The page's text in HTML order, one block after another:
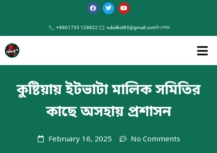
+8801733 128822 rubelkst85@gmail.comই-পেপার
কুষ্টিয়ায় ইটভাটা মালিক সমিতির
কাছে অসহায় প্রশাসন
February 16, 2025 No Comments